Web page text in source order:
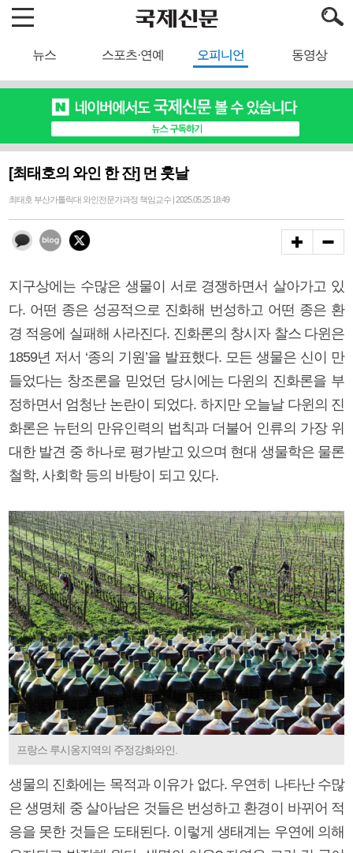
뉴스 스포츠·연예 오피니언 동영상
[최태호의 와인 한 잔] 먼 훗날
최태호 부산가톨릭대 와인전문가과정 책임교수 | 2025.05.25 18:49
지구상에는 수많은 생물이 서로 경쟁하면서 살아가고 있
다. 어떤 종은 성공적으로 진화해 번성하고 어떤 종은 환
경 적응에 실패해 사라진다. 진화론의 창시자 찰스 다윈은
1859년 저서 ‘종의 기원’을 발표했다. 모든 생물은 신이 만
들었다는 창조론을 믿었던 당시에는 다윈의 진화론을 부
정하면서 엄청난 논란이 되었다. 하지만 오늘날 다윈의 진
화론은 뉴턴의 만유인력의 법칙과 더불어 인류의 가장 위
대한 발견 중 하나로 평가받고 있으며 현대 생물학은 물론
철학, 사회학 등의 바탕이 되고 있다.
프랑스 루시옹지역의 주정강화와인.
생물의 진화에는 목적과 이유가 없다. 우연히 나타난 수많
은 생명체 중 살아남은 것들은 번성하고 환경이 바뀌어 적
응을 못한 것들은 도태된다. 이렇게 생태계는 우연에 의해